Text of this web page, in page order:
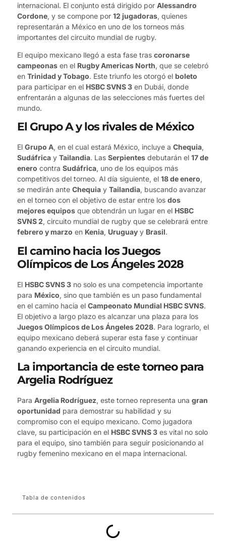
internacional. El conjunto está dirigido por Alessandro
Cordone, y se compone por 12 jugadoras, quienes
representarán a México en uno de los torneos más
importantes del circuito mundial de rugby.
El equipo mexicano llegó a esta fase tras coronarse
campeonas en el Rugby Americas North, que se celebró
en Trinidad y Tobago. Este triunfo les otorgó el boleto
para participar en el HSBC SVNS 3 en Dubái, donde
enfrentarán a algunas de las selecciones más fuertes del
mundo.
El Grupo A y los rivales de México
El Grupo A, en el cual estará México, incluye a Chequia,
Sudáfrica y Tailandia. Las Serpientes debutarán el 17 de
enero contra Sudáfrica, uno de los equipos más
competitivos del torneo. Al día siguiente, el 18 de enero,
se medirán ante Chequia y Tailandia, buscando avanzar
en el torneo con el objetivo de estar entre los dos
mejores equipos que obtendrán un lugar en el HSBC
SVNS 2, circuito mundial de rugby que se celebrará entre
febrero y marzo en Kenia, Uruguay y Brasil.
El camino hacia los Juegos
Olímpicos de Los Ángeles 2028
El HSBC SVNS 3 no solo es una competencia importante
para México, sino que también es un paso fundamental
en el camino hacia el Campeonato Mundial HSBC SVNS.
El objetivo a largo plazo es alcanzar una plaza para los
Juegos Olímpicos de Los Ángeles 2028. Para lograrlo, el
equipo mexicano deberá superar esta fase y continuar
ganando experiencia en el circuito mundial.
La importancia de este torneo para
Argelia Rodríguez
Para Argelia Rodríguez, este torneo representa una gran
oportunidad para demostrar su habilidad y su
compromiso con el equipo mexicano. Como jugadora
clave, su participación en el HSBC SVNS 3 es vital no solo
para el equipo, sino también para seguir posicionando al
rugby femenino mexicano en el mapa internacional.
Tabla de contenidos